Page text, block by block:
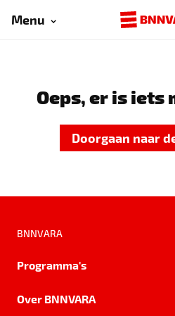
Menu
Oeps, er is iets
Doorgaan naar
BNNVARA
Programma's
Over BNNVARA